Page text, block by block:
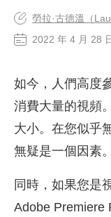
勞拉·古德溫（
2022 年 4 月 28
如今，人們高度
消費大量的視頻
大小。在您似乎
無疑是一個因素。
同時，如果您是
Adobe Premiere